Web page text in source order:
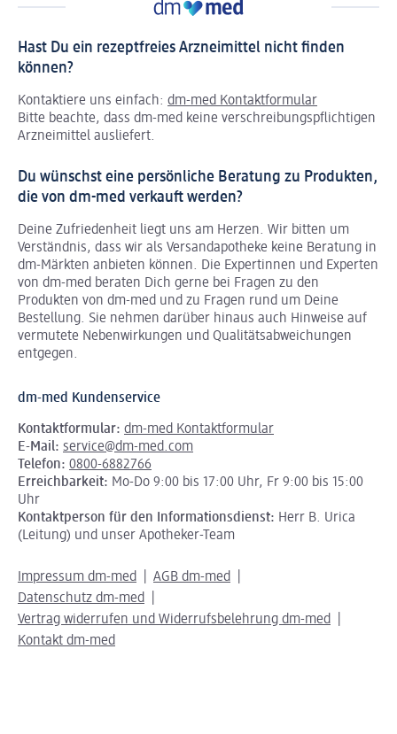
Hast Du ein rezeptfreies Arzneimittel nicht finden
können?
Kontaktiere uns einfach: dm-med Kontaktformular
Bitte beachte, dass dm-med keine verschreibungspflichtigen
Arzneimittel ausliefert.
Du wünschst eine persönliche Beratung zu Produkten,
die von dm-med verkauft werden?
Deine Zufriedenheit liegt uns am Herzen. Wir bitten um
Verständnis, dass wir als Versandapotheke keine Beratung in
dm-Märkten anbieten können. Die Expertinnen und Experten
von dm-med beraten Dich gerne bei Fragen zu den
Produkten von dm-med und zu Fragen rund um Deine
Bestellung. Sie nehmen darüber hinaus auch Hinweise auf
vermutete Nebenwirkungen und Qualitätsabweichungen
entgegen.
dm-med Kundenservice
Kontaktformular: dm-med Kontaktformular
E-Mail: service@dm-med.com
Telefon: 0800-6882766
Erreichbarkeit: Mo-Do 9:00 bis 17:00 Uhr, Fr 9:00 bis 15:00
Uhr
Kontaktperson für den Informationsdienst: Herr B. Urica
(Leitung) und unser Apotheker-Team
Impressum dm-med
AGB dm-med
Datenschutz dm-med
Vertrag widerrufen und Widerrufsbelehrung dm-med
Kontakt dm-med